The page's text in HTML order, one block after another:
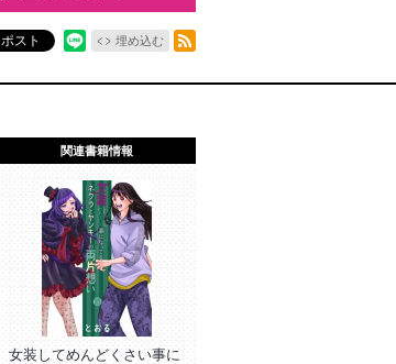
ポスト 埋め込む
関連書籍情報
女装してめんどくさい事に